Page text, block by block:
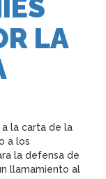
LA
la carta de la
a los
la defensa de
llamamiento al